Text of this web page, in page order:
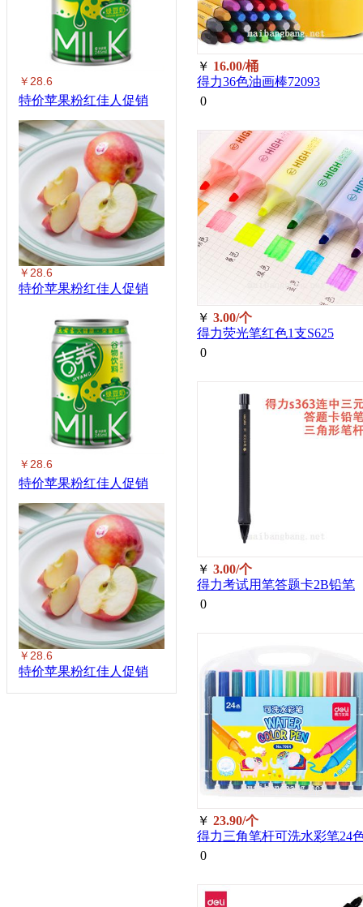
￥28.6
特价苹果粉红佳人促销
￥28.6
特价苹果粉红佳人促销
￥28.6
特价苹果粉红佳人促销
￥28.6
特价苹果粉红佳人促销
￥ 16.00/桶
得力36色油画棒72093
0
￥ 3.00/个
得力荧光笔红色1支S625
0
￥ 3.00/个
得力考试用笔答题卡2B铅笔
s363
0
￥ 23.90/个
得力三角笔杆可洗水彩笔24
70722
0